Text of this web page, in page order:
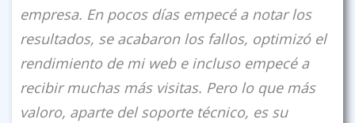
empresa. En pocos días empecé a notar los
resultados, se acabaron los fallos, optimizó el
rendimiento de mi web e incluso empecé a
recibir muchas más visitas. Pero lo que más
valoro, aparte del soporte técnico, es su